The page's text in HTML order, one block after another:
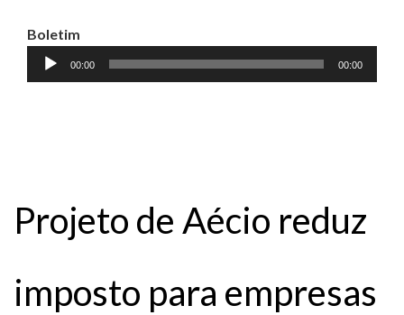
Boletim
Tocador
de
00:00 00:00
Projeto de Aécio reduz
imposto para empresas